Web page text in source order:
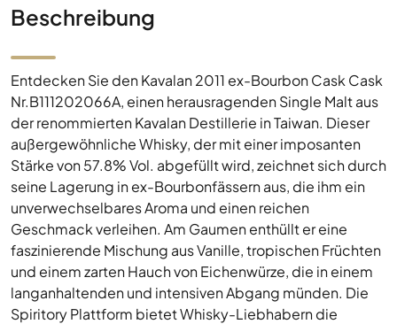
Beschreibung
Entdecken Sie den Kavalan 2011 ex-Bourbon Cask Cask
Nr.B111202066A, einen herausragenden Single Malt aus
der renommierten Kavalan Destillerie in Taiwan. Dieser
außergewöhnliche Whisky, der mit einer imposanten
Stärke von 57.8% Vol. abgefüllt wird, zeichnet sich durch
seine Lagerung in ex-Bourbonfässern aus, die ihm ein
unverwechselbares Aroma und einen reichen
Geschmack verleihen. Am Gaumen enthüllt er eine
faszinierende Mischung aus Vanille, tropischen Früchten
und einem zarten Hauch von Eichenwürze, die in einem
langanhaltenden und intensiven Abgang münden. Die
Spiritory Plattform bietet Whisky-Liebhabern die